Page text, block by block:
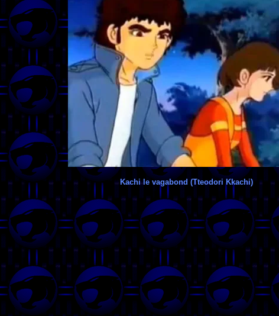
Kachi le vagabond (Tteodori Kkachi)